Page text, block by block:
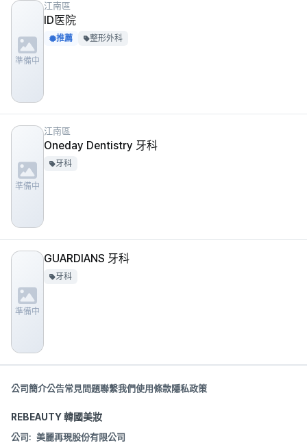
準備中
江南區
ID医院
推薦 整形外科
準備中
江南區
Oneday Dentistry 牙科
牙科
準備中
GUARDIANS 牙科
牙科
公司簡介公告常見問題聯繫我們使用條款隱私政策
REBEAUTY 韓國美妝
公司: 美麗再現股份有限公司